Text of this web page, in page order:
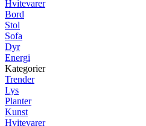
Hvitevarer
Bord
Stol
Sofa
Dyr
Energi
Kategorier
Trender
Lys
Planter
Kunst
Hvitevarer